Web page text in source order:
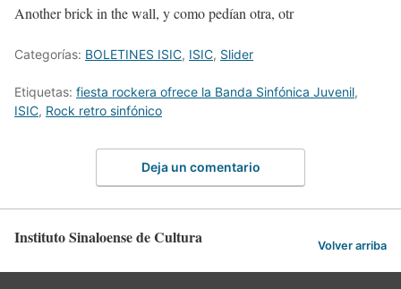
Anotherbrickin thewall, y como pedían otra, otr
Categorías: BOLETINES ISIC, ISIC, Slider
Etiquetas: fiesta rockera ofrece la Banda Sinfónica Juvenil,
ISIC, Rock retro sinfónico
Deja un comentario
Instituto Sinaloense de Cultura Volver arriba